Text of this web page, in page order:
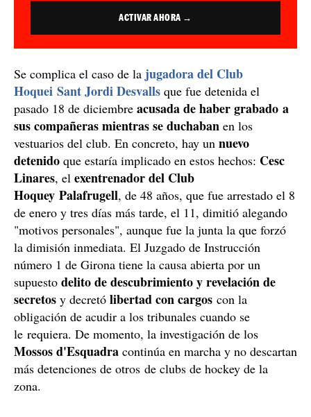
ACTIVAR AHORA →
Se complica el caso de la jugadora del Club
Hoquei Sant Jordi Desvalls que fue detenida el
pasado 18 de diciembre acusada de haber grabado a
sus compañeras mientras se duchaban en los
vestuarios del club. En concreto, hay un nuevo
detenido que estaría implicado en estos hechos: Cesc
Linares, el exentrenador del Club
Hoquey Palafrugell, de 48 años, que fue arrestado el 8
de enero y tres días más tarde, el 11, dimitió alegando
"motivos personales", aunque fue la junta la que forzó
la dimisión inmediata. El Juzgado de Instrucción
número 1 de Girona tiene la causa abierta por un
supuesto delito de descubrimiento y revelación de
secretos y decretó libertad con cargos con la
obligación de acudir a los tribunales cuando se
le requiera. De momento, la investigación de los
Mossos d'Esquadra continúa en marcha y no descartan
más detenciones de otros de clubs de hockey de la
zona.